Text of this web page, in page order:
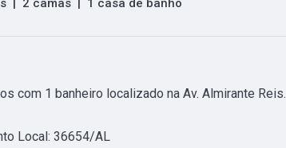
| 2 camas | 1 casa de banho
com 1 banheiro localizado na Av. Almirante Reis.
Local: 36654/AL